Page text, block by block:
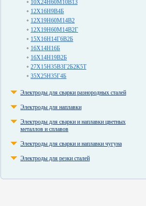
10Х24Н60М10В13
12Х16Н9В4Б
12Х19Н60М14В2
12Х19Н60М14В2Г
15Х16Н14Г6В2Б
16Х14Н16Б
16Х14Н19В2Б
27Х15Н35В3Г2Б2К5Т
35Х25Н35Г4Б
Электроды для сварки разнородных сталей
Электроды для наплавки
Электроды для сварки и наплавки цветных
металлов и сплавов
Электроды для сварки и наплавки чугуна
Электроды для резки сталей